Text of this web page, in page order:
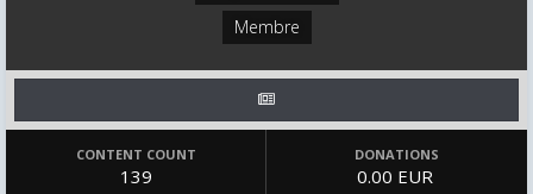
Membre
CONTENT COUNT
139
DONATIONS
0.00 EUR